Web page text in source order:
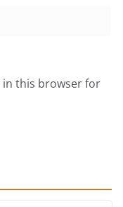
in this browser for